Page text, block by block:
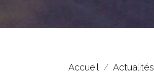
Accueil Actualités